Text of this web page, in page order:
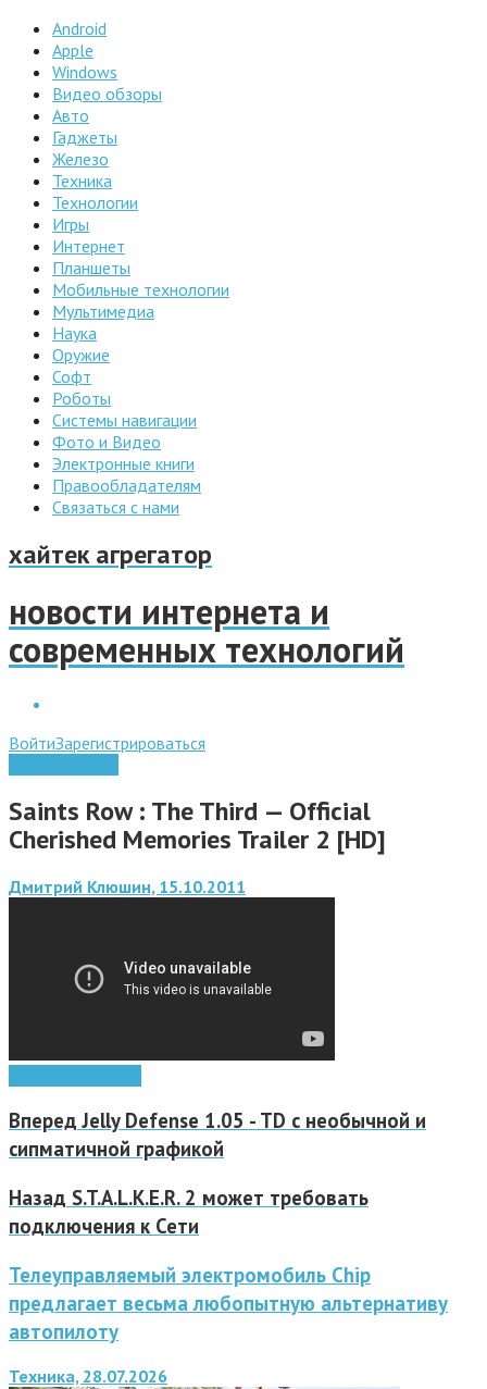
Android
Apple
Windows
Видео обзоры
Авто
Гаджеты
Железо
Техника
Технологии
Игры
Интернет
Планшеты
Мобильные технологии
Мультимедиа
Наука
Оружие
Софт
Роботы
Системы навигации
Фото и Видео
Электронные книги
Правообладателям
Связаться с нами
хайтек агрегатор
новости интернета и
современных технологий
ВойтиЗарегистрироваться
Saints Row : The Third — Official
Cherished Memories Trailer 2 [HD]
Дмитрий Клюшин, 15.10.2011
Вперед Jelly Defense 1.05 - TD с необычной и
сипматичной графикой
Назад S.T.A.L.K.E.R. 2 может требовать
подключения к Сети
Телеуправляемый электромобиль Chip
предлагает весьма любопытную альтернативу
автопилоту
Техника, 28.07.2026